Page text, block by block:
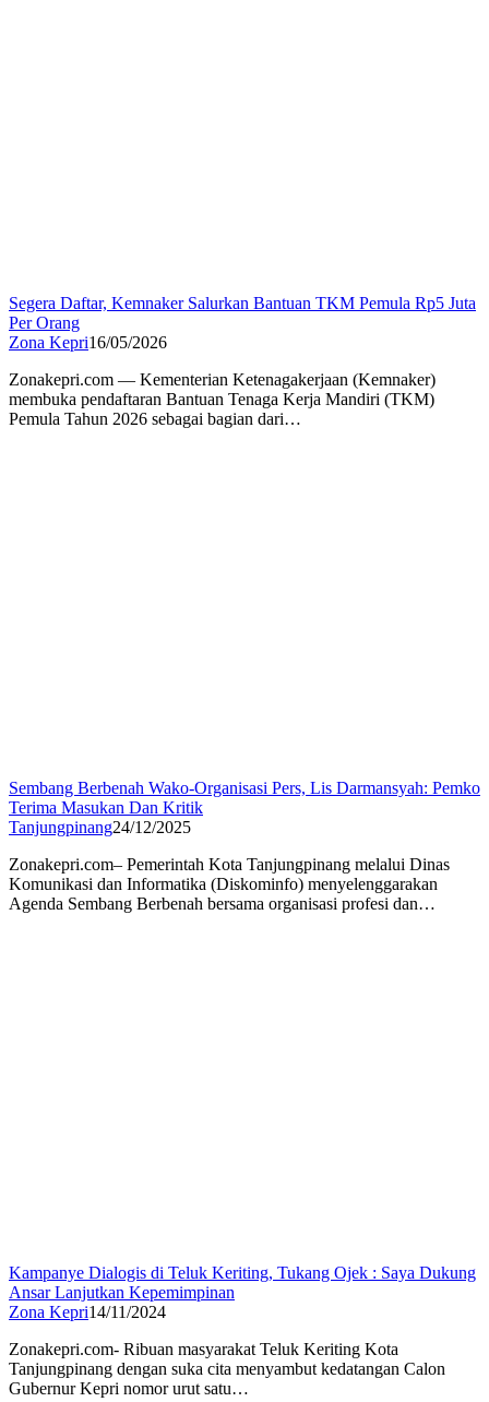
Segera Daftar, Kemnaker Salurkan Bantuan TKM Pemula Rp5 Juta
Per Orang
Zona Kepri16/05/2026
Zonakepri.com — Kementerian Ketenagakerjaan (Kemnaker)
membuka pendaftaran Bantuan Tenaga Kerja Mandiri (TKM)
Pemula Tahun 2026 sebagai bagian dari…
Sembang Berbenah Wako-Organisasi Pers, Lis Darmansyah: Pemko
Terima Masukan Dan Kritik
Tanjungpinang24/12/2025
Zonakepri.com– Pemerintah Kota Tanjungpinang melalui Dinas
Komunikasi dan Informatika (Diskominfo) menyelenggarakan
Agenda Sembang Berbenah bersama organisasi profesi dan…
Kampanye Dialogis di Teluk Keriting, Tukang Ojek : Saya Dukung
Ansar Lanjutkan Kepemimpinan
Zona Kepri14/11/2024
Zonakepri.com- Ribuan masyarakat Teluk Keriting Kota
Tanjungpinang dengan suka cita menyambut kedatangan Calon
Gubernur Kepri nomor urut satu…